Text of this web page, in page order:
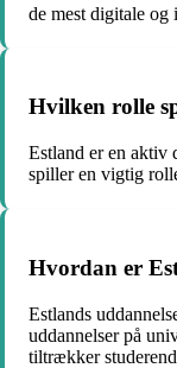
de mest digitale og
Hvilken rolle
Estland er en aktiv
spiller en vigtig
Hvordan er
Estlands
uddannelser på
tiltrækker